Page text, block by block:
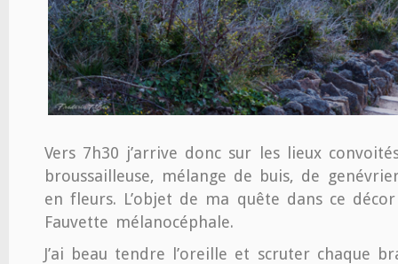
Vers 7h30 j’arrive donc sur les lieux
broussailleuse, mélange de buis, de
en fleurs. L’objet de ma quête dans ce
Fauvette mélanocéphale.
J’ai beau tendre l’oreille et scruter chaque